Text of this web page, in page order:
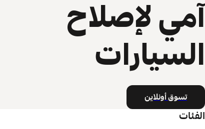
آمي لإصلاح
السيارات
تسوق أونلاين
الفئات